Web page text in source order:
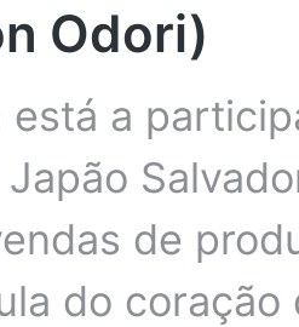
Odori)
está a
de
do